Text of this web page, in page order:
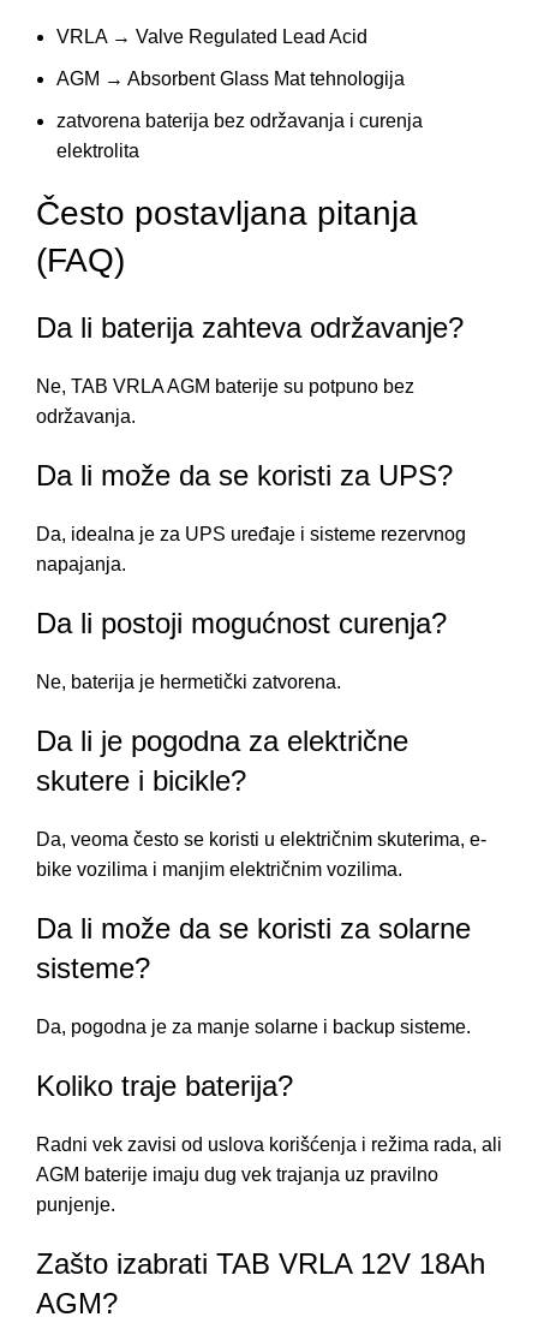
VRLA → Valve Regulated Lead Acid
AGM → Absorbent Glass Mat tehnologija
zatvorena baterija bez održavanja i curenja
elektrolita
Često postavljana pitanja
(FAQ)
Da li baterija zahteva održavanje?
Ne, TAB VRLA AGM baterije su potpuno bez
održavanja.
Da li može da se koristi za UPS?
Da, idealna je za UPS uređaje i sisteme rezervnog
napajanja.
Da li postoji mogućnost curenja?
Ne, baterija je hermetički zatvorena.
Da li je pogodna za električne
skutere i bicikle?
Da, veoma često se koristi u električnim skuterima, e-
bike vozilima i manjim električnim vozilima.
Da li može da se koristi za solarne
sisteme?
Da, pogodna je za manje solarne i backup sisteme.
Koliko traje baterija?
Radni vek zavisi od uslova korišćenja i režima rada, ali
AGM baterije imaju dug vek trajanja uz pravilno
punjenje.
Zašto izabrati TAB VRLA 12V 18Ah
AGM?